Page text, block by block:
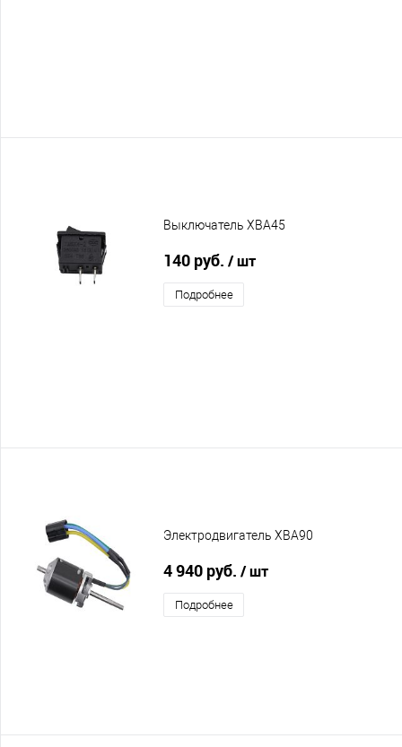
Выключатель XBA45
140 руб. / шт
Подробнее
Электродвигатель XBA90
4 940 руб. / шт
Подробнее